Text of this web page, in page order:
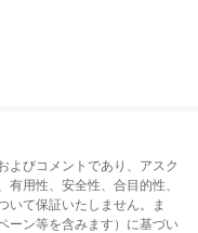
よびコメントであり、アスク
用性、安全性、合目的性、
いて保証いたしません。ま
ーン等を含みます）に基づい